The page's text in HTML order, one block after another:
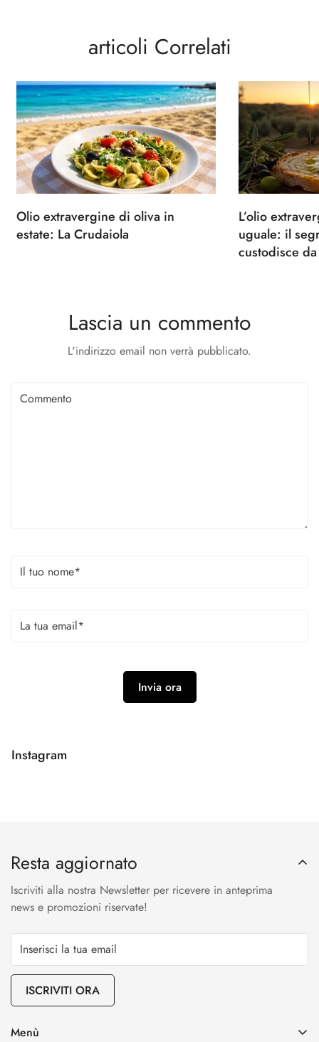
articoli Correlati
Olio extravergine di oliva in
estate: La Crudaiola
L’olio
uguale: il
custodisce
Lascia un commento
L'indirizzo email non verrà pubblicato.
Instagram
Resta aggiornato
Iscriviti alla nostra Newsletter per ricevere in anteprima
news e promozioni riservate!
ISCRIVITI ORA
Menù